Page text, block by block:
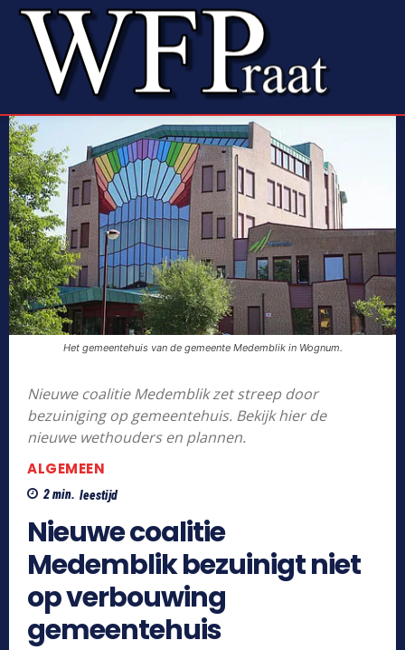
Het gemeentehuis van de gemeente Medemblik in Wognum.
Nieuwe coalitie Medemblik zet streep door
bezuiniging op gemeentehuis. Bekijk hier de
nieuwe wethouders en plannen.
ALGEMEEN
2min. leestijd
Nieuwe coalitie
Medemblik bezuinigt niet
op verbouwing
gemeentehuis